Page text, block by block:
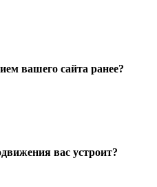
вашего сайта ранее?
вас устроит?